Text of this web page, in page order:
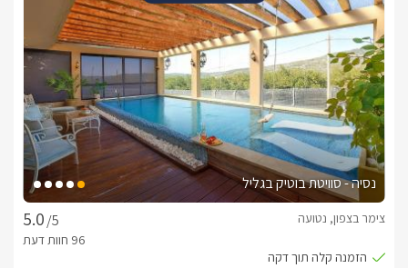
נסיה - סוויטת בוטיק בגליל
/5
צימר בצפון, נטועה